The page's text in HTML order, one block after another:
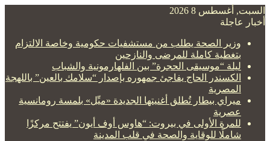
السبت, أغسطس 8 2026
أخبار عاجلة
وزير الصحة يطلب من مستشفيات حكومية وخاصة الالتزام
بتغطية كاملة للمرضى والنازحين
ليلة “موسيقى الحجرة” بين الفلهارمونية والشباب
الكسندر الحاج يفاجئ جمهوره بإصدار “سلامك بالعين” باللهجة
المصرية
ميراي بيطار تُطلق أغنيتها الجديدة «ميِّل» بلمسة رومانسية
عصرية
للمرة الأولى في بيروت: “هاوس أوف أيون” يفتتح مركزًا
شاملًا للوقاية والصحة في قلب المدينة